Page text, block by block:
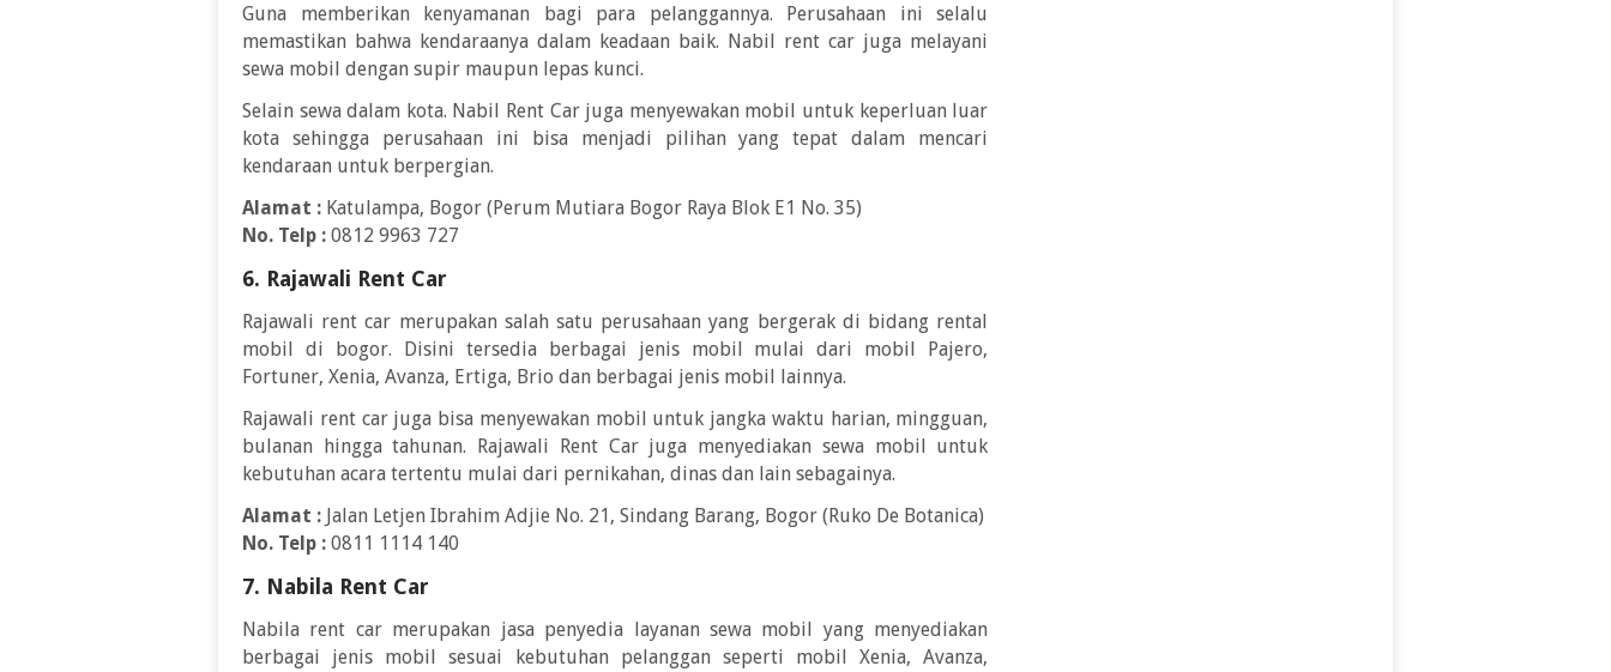
Guna memberikan kenyamanan bagi para pelanggannya. Perusahaan ini selalu
memastikan bahwa kendaraanya dalam keadaan baik. Nabil rent car juga melayani
sewa mobil dengan supir maupun lepas kunci.
Selain sewa dalam kota. Nabil Rent Car juga menyewakan mobil untuk keperluan luar
kota sehingga perusahaan ini bisa menjadi pilihan yang tepat dalam mencari
kendaraan untuk berpergian.
Alamat : Katulampa, Bogor (Perum Mutiara Bogor Raya Blok E1 No. 35)
No. Telp : 0812 9963 727
6. Rajawali Rent Car
Rajawali rent car merupakan salah satu perusahaan yang bergerak di bidang rental
mobil di bogor. Disini tersedia berbagai jenis mobil mulai dari mobil Pajero,
Fortuner, Xenia, Avanza, Ertiga, Brio dan berbagai jenis mobil lainnya.
Rajawali rent car juga bisa menyewakan mobil untuk jangka waktu harian, mingguan,
bulanan hingga tahunan. Rajawali Rent Car juga menyediakan sewa mobil untuk
kebutuhan acara tertentu mulai dari pernikahan, dinas dan lain sebagainya.
Alamat : Jalan Letjen Ibrahim Adjie No. 21, Sindang Barang, Bogor (Ruko De Botanica)
No. Telp : 0811 1114 140
7. Nabila Rent Car
Nabila rent car merupakan jasa penyedia layanan sewa mobil yang menyediakan
berbagai jenis mobil sesuai kebutuhan pelanggan seperti mobil Xenia, Avanza,